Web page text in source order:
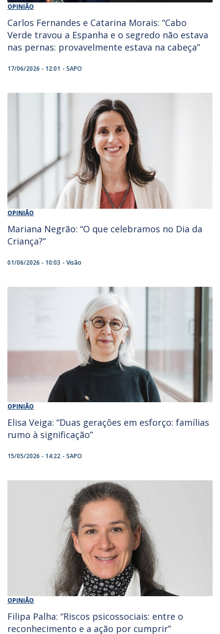
OPINIÃO
Carlos Fernandes e Catarina Morais: “Cabo
Verde travou a Espanha e o segredo não estava
nas pernas: provavelmente estava na cabeça”
17/06/2026 - 12:01 SAPO
OPINIÃO
Mariana Negrão: “O que celebramos no Dia da
Criança?”
01/06/2026 - 10:03 Visão
OPINIÃO
Elisa Veiga: “Duas gerações em esforço: famílias
rumo à significação”
15/05/2026 - 14:22 SAPO
OPINIÃO
Filipa Palha: “Riscos psicossociais: entre o
reconhecimento e a ação por cumprir”